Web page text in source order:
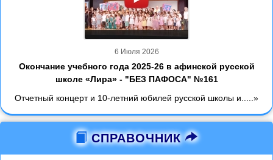
6 Июля 2026
Окончание учебного года 2025-26 в афинской русской
школе «Лира» - "БЕЗ ПАФОСА" №161
Отчетный концерт и 10-летний юбилей русской школы и.....»
СПРАВОЧНИК